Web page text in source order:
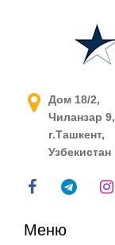
АСУ ТП
Дом 18/2,
Чиланзар 9,
г.Ташкент,
Узбекистан
Меню